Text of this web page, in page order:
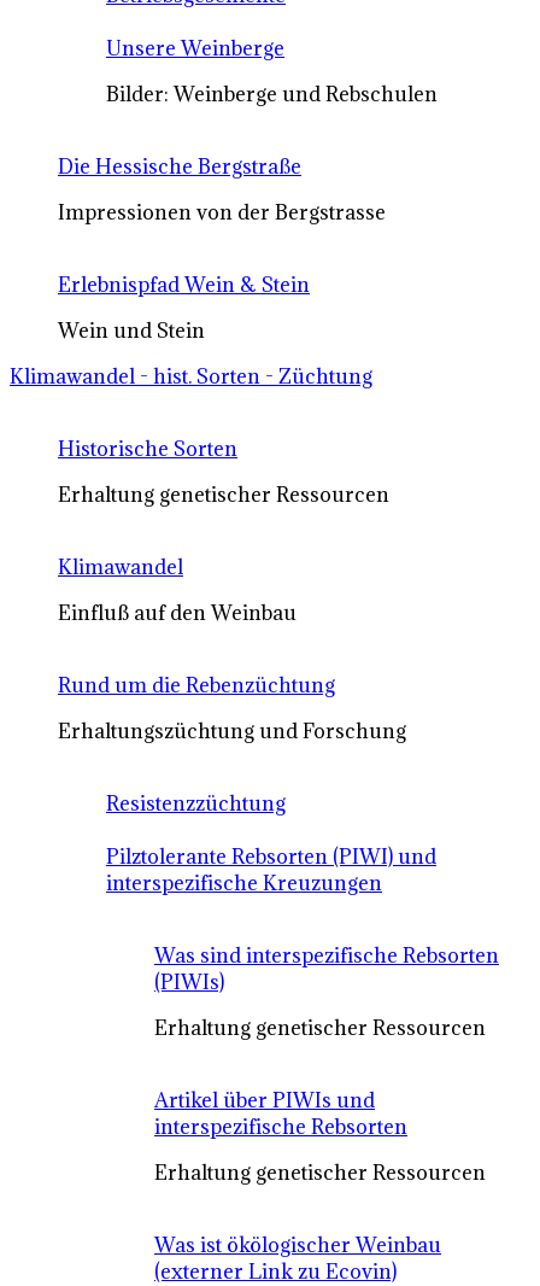
Unsere Weinberge
Bilder: Weinberge und Rebschulen
Die Hessische Bergstraße
Impressionen von der Bergstrasse
Erlebnispfad Wein & Stein
Wein und Stein
Klimawandel - hist. Sorten - Züchtung
Historische Sorten
Erhaltung genetischer Ressourcen
Klimawandel
Einfluß auf den Weinbau
Rund um die Rebenzüchtung
Erhaltungszüchtung und Forschung
Resistenzzüchtung
Pilztolerante Rebsorten (PIWI) und
interspezifische Kreuzungen
Was sind interspezifische Rebsorten
(PIWIs)
Erhaltung genetischer Ressourcen
Artikel über PIWIs und
interspezifische Rebsorten
Erhaltung genetischer Ressourcen
Was ist ökölogischer Weinbau
(externer Link zu Ecovin)